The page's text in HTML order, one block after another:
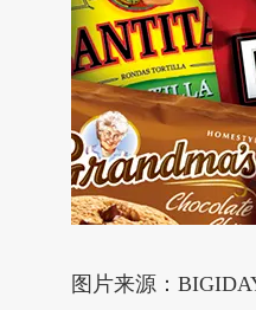
图片来源：